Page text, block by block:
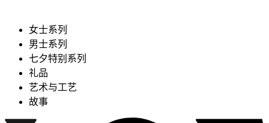
女士系列
男士系列
七夕特别系列
礼品
艺术与工艺
故事